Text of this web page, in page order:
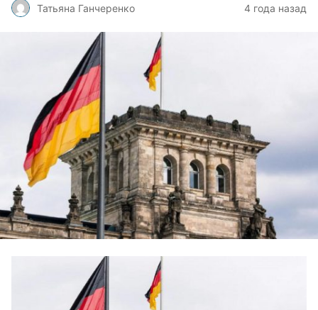
Татьяна Ганчеренко 4 года назад